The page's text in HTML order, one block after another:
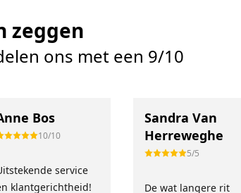
zeggen
ons met een 9/10
Bos
10/10
service
klantgerichtheid!
Sandra Van
Herreweghe
5/5
De wat langere rit